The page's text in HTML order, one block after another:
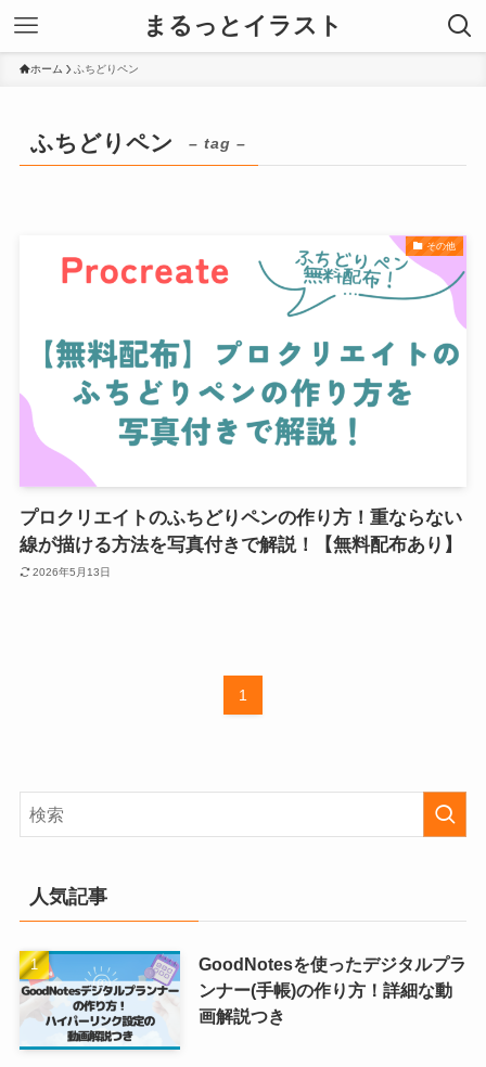
まるっとイラスト
ホーム ふちどりペン
ふちどりペン – tag –
その他
プロクリエイトのふちどりペンの作り方！重ならない
線が描ける方法を写真付きで解説！【無料配布あり】
2026年5月13日
1
人気記事
GoodNotesを使ったデジタルプラ
ンナー(手帳)の作り方！詳細な動
画解説つき